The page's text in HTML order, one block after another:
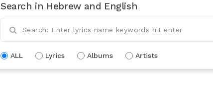
Search in Hebrew and English
ALL Lyrics Albums Artists